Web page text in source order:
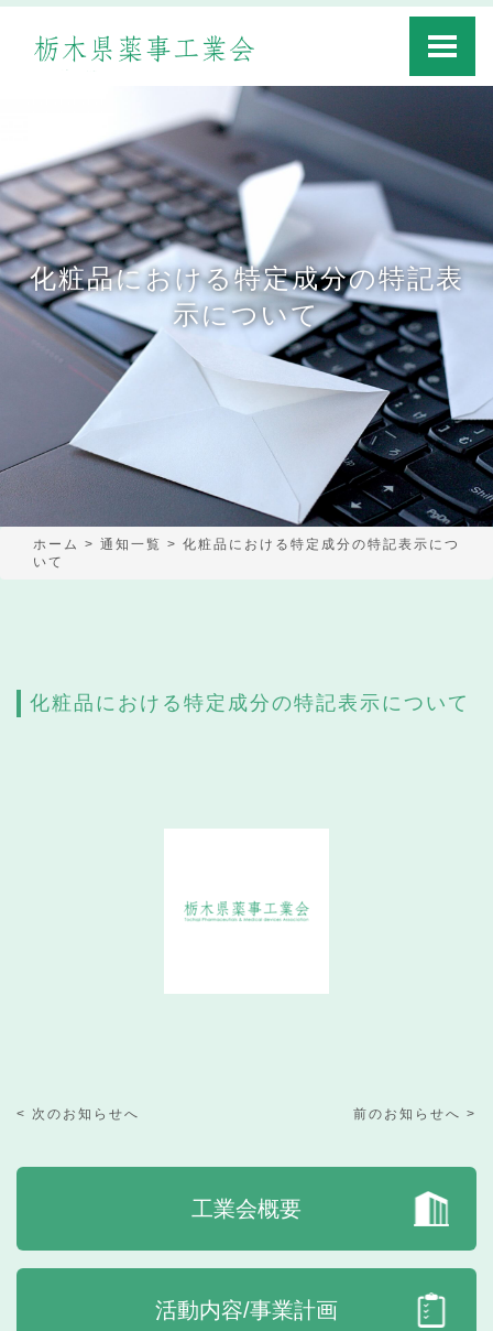
Toggle
化粧品における特定成分の特記表
示について
ホーム > 通知一覧 > 化粧品における特定成分の特記表示につ
いて
化粧品における特定成分の特記表示について
< 次のお知らせへ 前のお知らせへ >
工業会概要
活動内容/事業計画